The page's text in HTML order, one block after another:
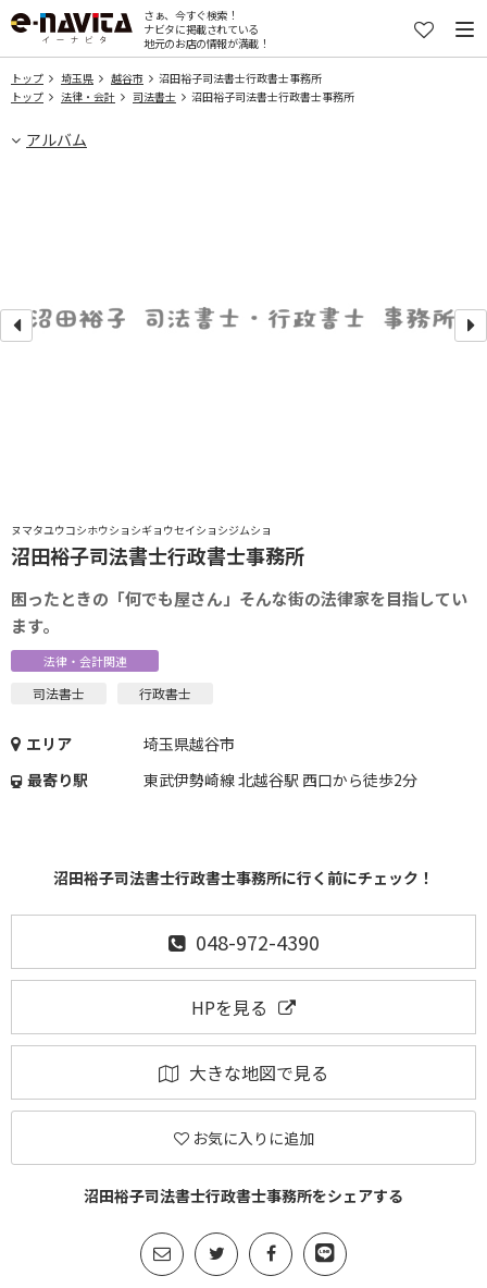
さぁ、今すぐ検索！
ナビタに掲載されている
地元のお店の情報が満載！
トップ 埼玉県 越谷市
沼田裕子司法書士行政書士事務所
トップ
法律・会計 司法書士 沼田裕子司法書士行政書士事務所
アルバム
ヌマタユウコシホウショシギョウセイショシジムショ
沼田裕子司法書士行政書士事務所
困ったときの「何でも屋さん」そんな街の法律家を目指してい
ます。
法律・会計関連
司法書士 行政書士
エリア
埼玉県越谷市
最寄り駅
東武伊勢崎線 北越谷駅 西口から徒歩2分
沼田裕子司法書士行政書士事務所に行く前にチェック！
048-972-4390
HPを見る
大きな地図で見る
お気に入りに追加
沼田裕子司法書士行政書士事務所をシェアする